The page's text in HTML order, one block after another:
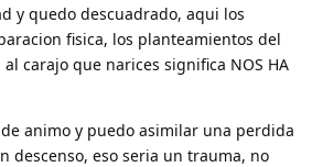
y quedo descuadrado, aqui los
fisica, los planteamientos del
carajo que narices significa NOS HA
animo y puedo asimilar una perdida
descenso, eso seria un trauma, no